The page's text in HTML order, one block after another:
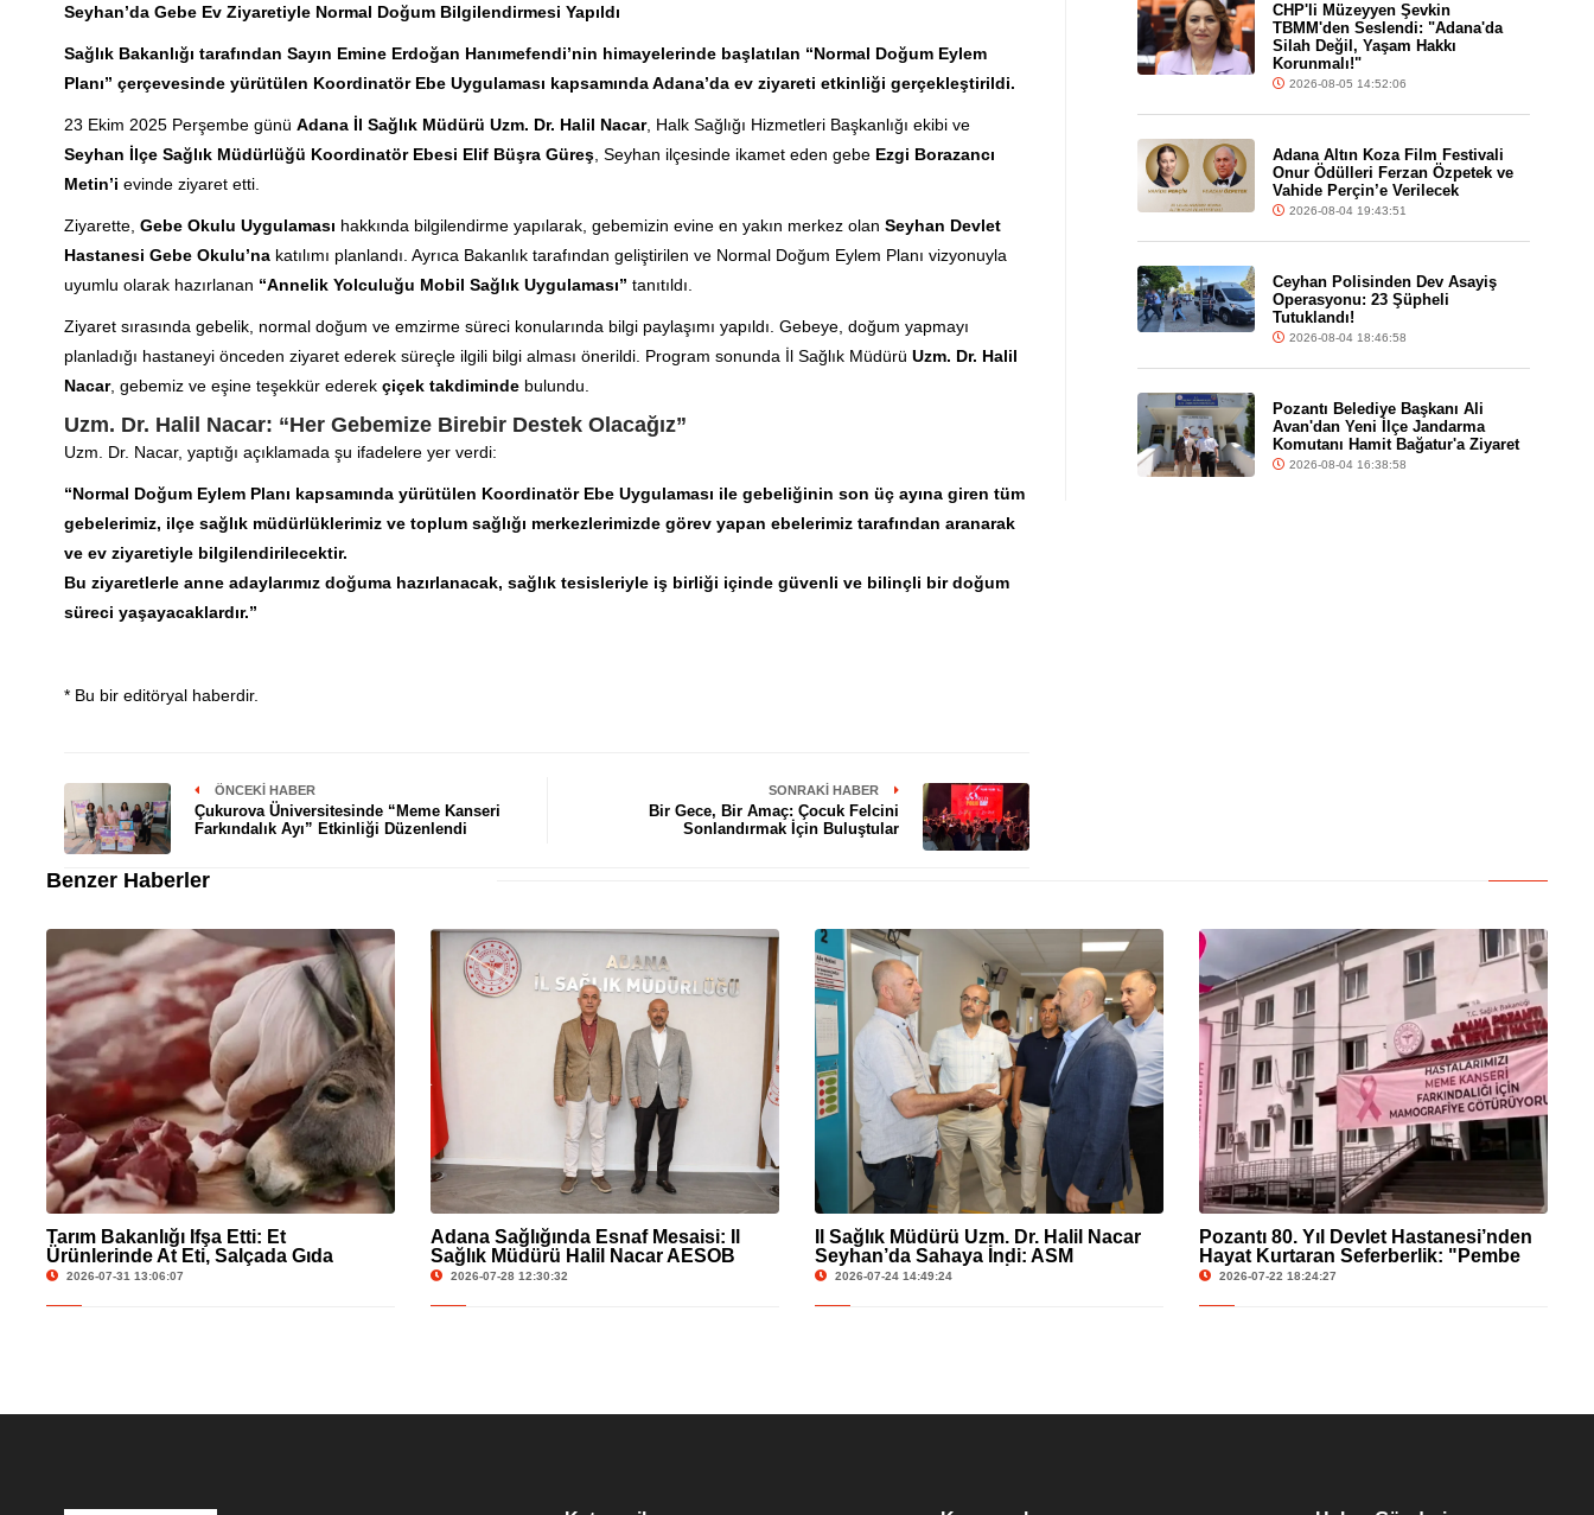
Seyhan’da Gebe Ev Ziyaretiyle Normal Doğum Bilgilendirmesi Yapıldı
Sağlık Bakanlığı tarafından Sayın Emine Erdoğan Hanımefendi’nin himayelerinde başlatılan “Normal Doğum Eylem
Planı” çerçevesinde yürütülen Koordinatör Ebe Uygulaması kapsamında Adana’da ev ziyareti etkinliği gerçekleştirildi.
23 Ekim 2025 Perşembe günü Adana İl Sağlık Müdürü Uzm. Dr. Halil Nacar, Halk Sağlığı Hizmetleri Başkanlığı ekibi ve
Seyhan İlçe Sağlık Müdürlüğü Koordinatör Ebesi Elif Büşra Güreş, Seyhan ilçesinde ikamet eden gebe Ezgi Borazancı
Metin’i evinde ziyaret etti.
Ziyarette, Gebe Okulu Uygulaması hakkında bilgilendirme yapılarak, gebemizin evine en yakın merkez olan Seyhan Devlet
Hastanesi Gebe Okulu’nakatılımı planlandı. Ayrıca Bakanlık tarafından geliştirilen ve Normal Doğum Eylem Planı vizyonuyla
uyumlu olarak hazırlanan “Annelik Yolculuğu Mobil Sağlık Uygulaması” tanıtıldı.
Ziyaret sırasında gebelik, normal doğum ve emzirme süreci konularında bilgi paylaşımı yapıldı. Gebeye, doğum yapmayı
planladığı hastaneyi önceden ziyaret ederek süreçle ilgili bilgi alması önerildi. Program sonunda İl Sağlık Müdürü Uzm. Dr. Halil
Nacar, gebemiz ve eşine teşekkür ederek çiçek takdimindebulundu.
Uzm. Dr. Halil Nacar: “Her Gebemize Birebir Destek Olacağız”
Uzm. Dr. Nacar, yaptığı açıklamada şu ifadelere yer verdi:
“Normal Doğum Eylem Planı kapsamında yürütülen Koordinatör Ebe Uygulaması ile gebeliğinin son üç ayına giren tüm
gebelerimiz, ilçe sağlık müdürlüklerimiz ve toplum sağlığı merkezlerimizde görev yapan ebelerimiz tarafından aranarak
ve ev ziyaretiyle bilgilendirilecektir.
Bu ziyaretlerle anne adaylarımız doğuma hazırlanacak, sağlık tesisleriyle iş birliği içinde güvenli ve bilinçli bir doğum
süreci yaşayacaklardır.”
* Bu bir editöryal haberdir.
ÖNCEKI HABER
Çukurova Üniversitesinde “Meme Kanseri
Farkındalık Ayı” Etkinliği Düzenlendi
SONRAKI HABER
Bir Gece, Bir Amaç: Çocuk Felcini
Sonlandırmak İçin Buluştular
CHP'li Müzeyyen Şevkin
TBMM'den Seslendi: "Adana'da
Silah Değil, Yaşam Hakkı
Korunmalı!"
2026-08-05 14:52:06
Adana Altın Koza Film Festivali
Onur Ödülleri Ferzan Özpetek ve
Vahide Perçin’e Verilecek
2026-08-04 19:43:51
Ceyhan Polisinden Dev Asayiş
Operasyonu: 23 Şüpheli
Tutuklandı!
2026-08-04 18:46:58
Pozantı Belediye Başkanı Ali
Avan'dan Yeni İlçe Jandarma
Komutanı Hamit Bağatur'a Ziyaret
2026-08-04 16:38:58
Benzer Haberler
Tarım Bakanlığı İfşa Etti: Et
Ürünlerinde At Eti, Salçada Gıda
Boyası Skandalı!
2026-07-31 13:06:07
Adana Sağlığında Esnaf Mesaisi: İl
Sağlık Müdürü Halil Nacar AESOB
Başkanı Göger’i Ağırladı
2026-07-28 12:30:32
İl Sağlık Müdürü Uzm. Dr. Halil Nacar
Seyhan’da Sahaya İndi: ASM
Hizmetlerine Yerinde İnceleme
2026-07-24 14:49:24
Pozantı 80. Yıl Devlet Hastanesi’nden
Hayat Kurtaran Seferberlik: "Pembe
Yolumuza Katılın"
2026-07-22 18:24:27